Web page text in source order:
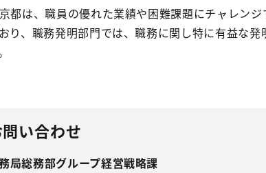
都は、職員の優れた業績や困難課題にチャレン
り、職務発明部門では、職務に関し特に有益な
い合わせ
局総務部グループ経営戦略課